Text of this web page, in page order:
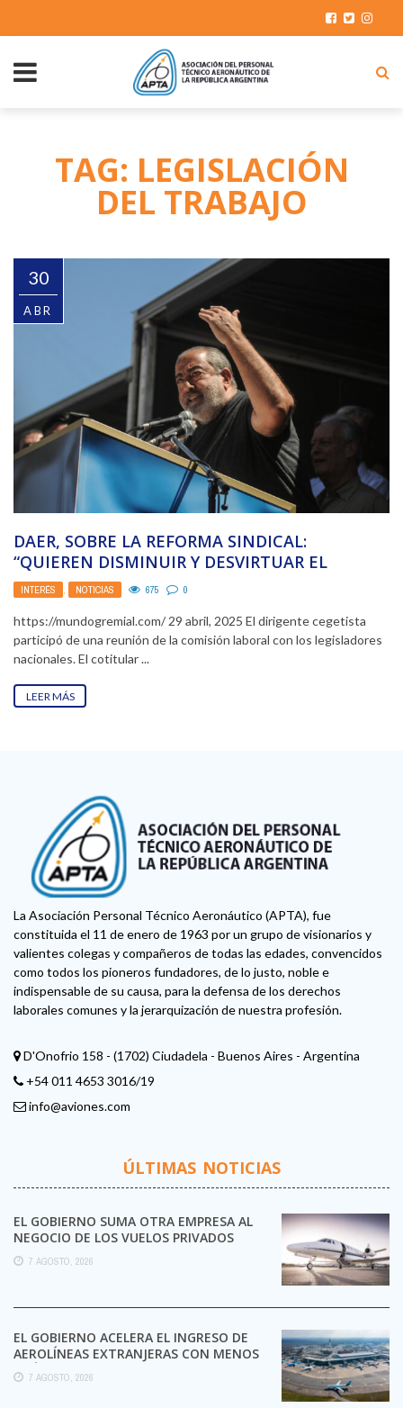
TAG: LEGISLACIÓN
DEL TRABAJO
30
ABR
DAER, SOBRE LA REFORMA SINDICAL:
“QUIEREN DISMINUIR Y DESVIRTUAR EL
EQUILIBRIO ENTRE TRABAJADORES Y
EMPRESARIOS”
INTERÉS , NOTICIAS 675 0
https://mundogremial.com/ 29 abril, 2025 El dirigente cegetista
participó de una reunión de la comisión laboral con los legisladores
nacionales. El cotitular ...
LEER MÁS
La Asociación Personal Técnico Aeronáutico (APTA), fue
constituida el 11 de enero de 1963 por un grupo de visionarios y
valientes colegas y compañeros de todas las edades, convencidos
como todos los pioneros fundadores, de lo justo, noble e
indispensable de su causa, para la defensa de los derechos
laborales comunes y la jerarquización de nuestra profesión.
D'Onofrio 158 - (1702) Ciudadela - Buenos Aires - Argentina
+54 011 4653 3016/19
info@aviones.com
ÚLTIMAS NOTICIAS
EL GOBIERNO SUMA OTRA EMPRESA AL
NEGOCIO DE LOS VUELOS PRIVADOS
7 AGOSTO, 2026
EL GOBIERNO ACELERA EL INGRESO DE
AEROLÍNEAS EXTRANJERAS CON MENOS
TRÁMITES
7 AGOSTO, 2026